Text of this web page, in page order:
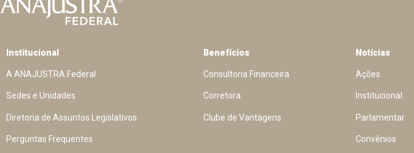
Institucional
A ANAJUSTRA Federal
Sedes e Unidades
Diretoria de Assuntos Legislativos
Perguntas Frequentes
Benefícios
Consultoria Financeira
Corretora
Clube de Vantagens
Notícias
Ações
Institucional
Parlamentar
Convênios